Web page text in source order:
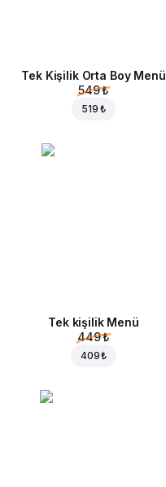
Tek Kişilik Orta Boy Menü
549 ₺
519 ₺
Tek kişilik Menü
449 ₺
409 ₺